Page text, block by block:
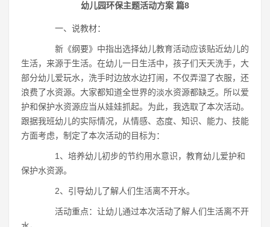
幼儿园环保主题活动方案 篇8
一、说教材：
新《纲要》中指出选择幼儿教育活动应该贴近幼儿的
生活，来源于生活。在幼儿一日生活中，孩子们天天洗手，大
部分幼儿爱玩水，洗手时边放水边打闹，不仅弄湿了衣服，还
浪费了水资源。大家都知道全世界的淡水资源都缺乏。所以爱
护和保护水资源应当从娃娃抓起。为此，我选取了本次活动。
跟据我班幼儿的实际情况，从情感、态度、知识、能力、技能
方面考虑，制定了本次活动的目标为：
1、培养幼儿初步的节约用水意识，教育幼儿爱护和
保护水资源。
2、引导幼儿了解人们生活离不开水。
活动重点：让幼儿通过本次活动了解人们生活离不开